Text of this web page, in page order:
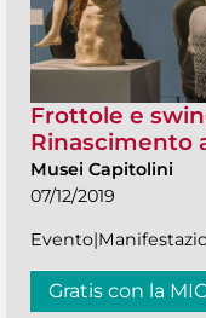
Frottole e
Rinascimento
Musei Capitolini
07/12/2019
Gratis con la